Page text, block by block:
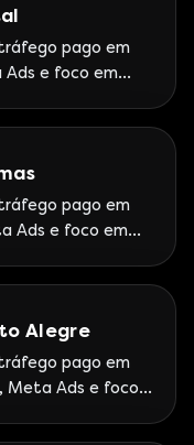
pago em
e foco em
pago em
Ads e foco em
Alegre
pago em
Meta Ads e foco
Partner